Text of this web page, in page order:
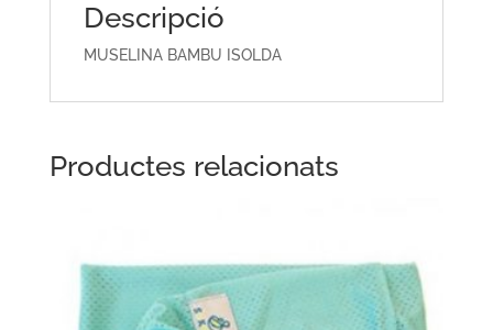
Descripció
MUSELINA BAMBU ISOLDA
Productes relacionats